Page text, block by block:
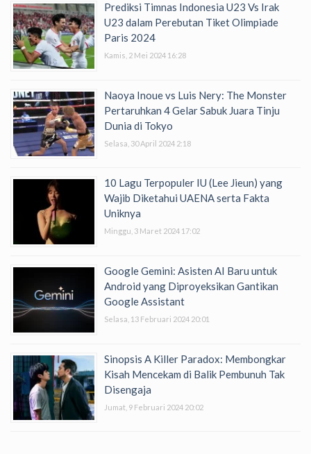
Prediksi Timnas Indonesia U23 Vs Irak
U23 dalam Perebutan Tiket Olimpiade
Paris 2024
Kamis, 2 Mei 2024 16:28
Naoya Inoue vs Luis Nery: The Monster
Pertaruhkan 4 Gelar Sabuk Juara Tinju
Dunia di Tokyo
Selasa, 30 April 2024 2:18
10 Lagu Terpopuler IU (Lee Jieun) yang
Wajib Diketahui UAENA serta Fakta
Uniknya
Minggu, 3 Maret 2024 17:02
Google Gemini: Asisten AI Baru untuk
Android yang Diproyeksikan Gantikan
Google Assistant
Selasa, 13 Februari 2024 20:01
Sinopsis A Killer Paradox: Membongkar
Kisah Mencekam di Balik Pembunuh Tak
Disengaja
Jumat, 9 Februari 2024 20:02